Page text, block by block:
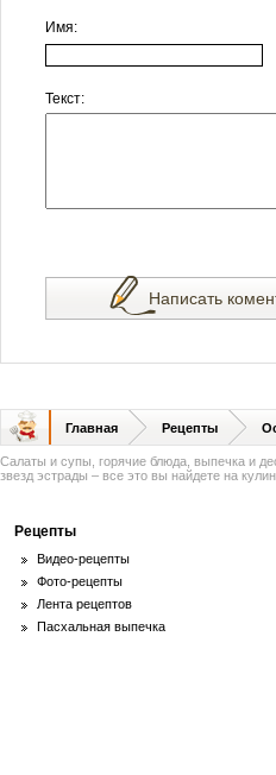
Имя:
Текст:
Написать
Главная Рецепты
Салаты и супы, горячие блюда, выпечка и
звезд эстрады – все это вы найдете на
Рецепты
Видео-рецепты
Фото-рецепты
Лента рецептов
Пасхальная выпечка